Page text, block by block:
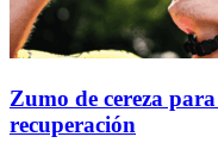
Zumo de cereza
recuperación